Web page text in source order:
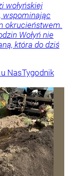
wołyńskiej
wspominając
okrucieństwem.
Wołyń nie
która do dziś
NasTygodnik